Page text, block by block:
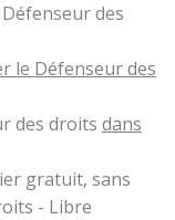
des
le Défenseur des
des droits dans
gratuit, sans
- Libre